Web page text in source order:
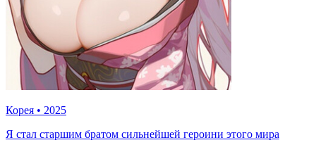
Корея • 2025
Я стал старшим братом сильнейшей героини этого мира